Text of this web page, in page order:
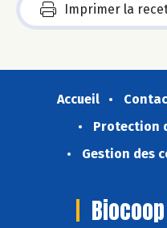
Imprimer la
Accueil
Protection
Gestion des